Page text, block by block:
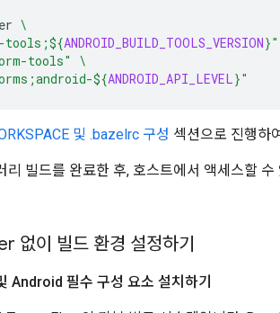
\
tools;${ANDROID_BUILD_TOOLS_VERSION}"
tools"
\
${ANDROID_API_LEVEL}"
및 .bazelrc 구성 섹션으로 진행하
리 빌드를 완료한 후, 호스트에서 액세스할
없이 빌드 환경 설정하기
Android 필수 구성 요소 설치하기